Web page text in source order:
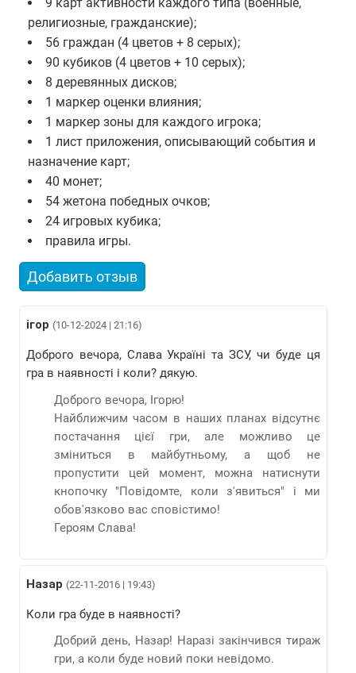
9 карт активности каждого типа (военные,
религиозные, гражданские);
56 граждан (4 цветов + 8 серых);
90 кубиков (4 цветов + 10 серых);
8 деревянных дисков;
1 маркер оценки влияния;
1 маркер зоны для каждого игрока;
1 лист приложения, описывающий события и
назначение карт;
40 монет;
54 жетона победных очков;
24 игровых кубика;
правила игры.
Добавить отзыв
ігор (10-12-2024 | 21:16)
Доброго вечора, Слава Україні та ЗСУ, чи буде ця
гра в наявності і коли? дякую.
Доброго вечора, Ігорю!
Найближчим часом в наших планах відсутнє
постачання цієї гри, але можливо це
зміниться в майбутньому, а щоб не
пропустити цей момент, можна натиснути
кнопочку "Повідомте, коли з'явиться" і ми
обов'язково вас сповістимо!
Героям Слава!
Назар (22-11-2016 | 19:43)
Коли гра буде в наявності?
Добрий день, Назар! Наразі закінчився тираж
гри, а коли буде новий поки невідомо.